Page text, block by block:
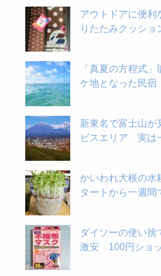
アウトドアに便利
りたたみクッシ
「真夏の方程式
ケ地となった民宿
新東名で富士山が
ビスエリア 実は
かいわれ大根の
タートから一週間
ダイソーの使い捨
激安 100円ショッ